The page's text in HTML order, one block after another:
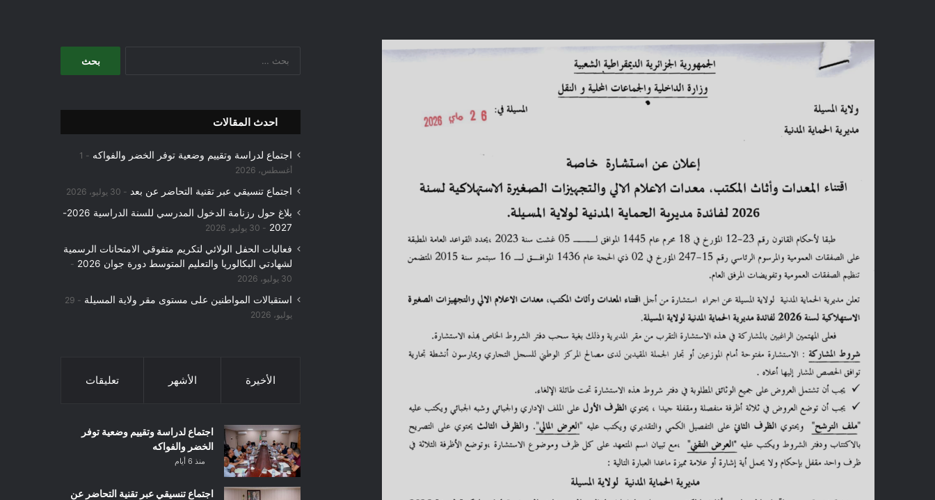
احدث المقالات
اجتماع لدراسة وتقييم وضعية توفر الخضر والفواكه
1
أغسطس، 2026
اجتماع تنسيقي عبر تقنية التحاضر عن بعد 30 يوليو، 2026
بلاغ حول رزنامة الدخول المدرسي للسنة الدراسية 2026-
2027
30 يوليو، 2026
فعاليات الحفل الولائي لتكريم متفوقي الامتحانات الرسمية
لشهادتي البكالوريا والتعليم المتوسط دورة جوان 2026
30 يوليو، 2026
استقبالات المواطنين على مستوى مقر ولاية المسيلة
29
يوليو، 2026
الأخيرة الأشهر تعليقات
اجتماع لدراسة وتقييم وضعية توفر
الخضر والفواكه
منذ 6 أيام
اجتماع تنسيقي عبر تقنية التحاضر عن